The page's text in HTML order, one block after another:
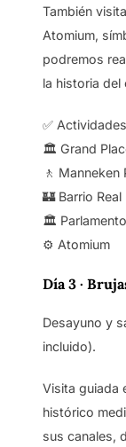
También
Atomium,
podremos
la historia del
✅
🏛️ Grand
🚶 Manneken
🏰 Barrio Real
🏛️
⚙️ Atomium
Día 3 ·
Desayuno y
incluido).
Visita guiada
histórico
sus canales,